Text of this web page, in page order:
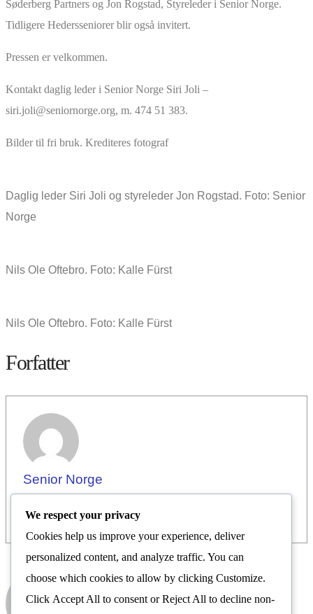
Søderberg Partners og Jon Rogstad, Styreleder i Senior Norge.
Tidligere Hedersseniorer blir også invitert.
Pressen er velkommen.
Kontakt daglig leder i Senior Norge Siri Joli –
siri.joli@seniornorge.org, m. 474 51 383.
Bilder til fri bruk. Krediteres fotograf
Daglig leder Siri Joli og styreleder Jon Rogstad. Foto: Senior
Norge
Nils Ole Oftebro. Foto: Kalle Fürst
Nils Ole Oftebro. Foto: Kalle Fürst
Forfatter
Senior Norge
Senior Norge
We respect your privacy
Cookies help us improve your experience, deliver
personalized content, and analyze traffic. You can
choose which cookies to allow by clicking Customize.
Click Accept All to consent orReject All to decline non-